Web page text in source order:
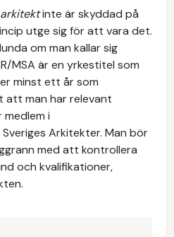
arkitektinte är skyddad på
utge sig för att vara det.
om man kallar sig
MSA är en yrkestitel som
minst ett år som
att man har relevant
medlem i
Arkitekter. Man bör
med att kontrollera
och kvalifikationer,